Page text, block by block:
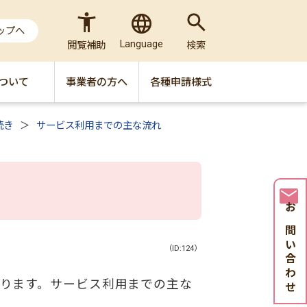
プへ
閲覧補助
Language 検索
いて 事業者の方へ 各種申請様式
お問い合わせ
き
サービス利用までの主な流れ
（ID:124）
ます。サービス利用までの主な